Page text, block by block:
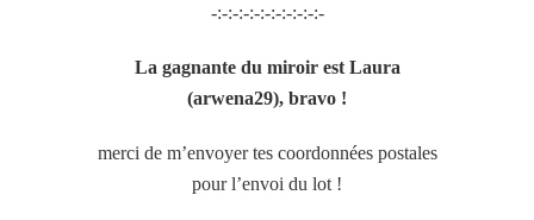
-:-:-:-:-:-:-:-:-:-:-
La gagnante du miroir est Laura
(arwena29), bravo !
merci de m’envoyer tes coordonnées postales
pour l’envoi du lot !